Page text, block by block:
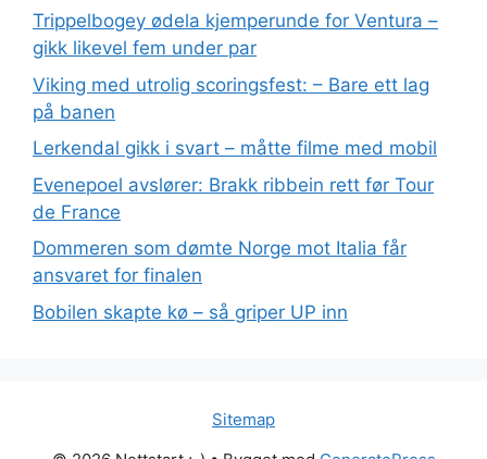
Trippelbogey ødela kjemperunde for Ventura –
gikk likevel fem under par
Viking med utrolig scoringsfest: – Bare ett lag
på banen
Lerkendal gikk i svart – måtte filme med mobil
Evenepoel avslører: Brakk ribbein rett før Tour
de France
Dommeren som dømte Norge mot Italia får
ansvaret for finalen
Bobilen skapte kø – så griper UP inn
Sitemap